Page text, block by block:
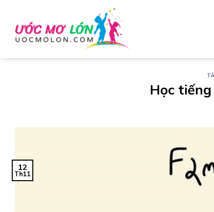
dung
Học
12
Th11